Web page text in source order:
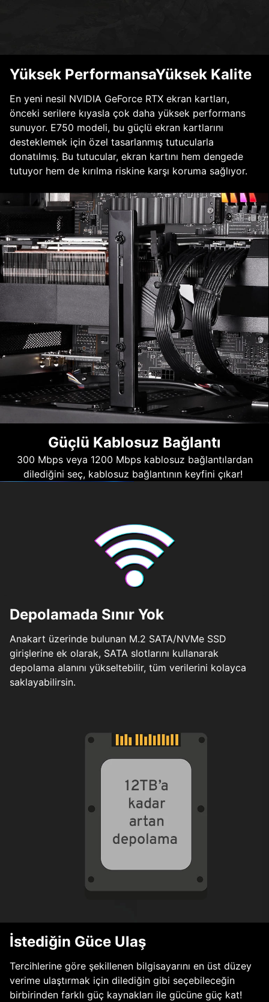
Yüksek PerformansaYüksek Kalite
En yeni nesil NVIDIA GeForce RTX ekran kartları,
önceki serilere kıyasla çok daha yüksek performans
sunuyor. E750 modeli, bu güçlü ekran kartlarını
desteklemek için özel tasarlanmış tutucularla
donatılmış. Bu tutucular, ekran kartını hem dengede
tutuyor hem de kırılma riskine karşı koruma sağlıyor.
Güçlü Kablosuz Bağlantı
300 Mbps veya 1200 Mbps kablosuz bağlantılardan
dilediğini seç, kablosuz bağlantının keyfini çıkar!
Depolamada Sınır Yok
Anakart üzerinde bulunan M.2 SATA/NVMe SSD
girişlerine ek olarak, SATA slotlarını kullanarak
depolama alanını yükseltebilir, tüm verilerini kolayca
saklayabilirsin.
İstediğin Güce Ulaş
Tercihlerine göre şekillenen bilgisayarını en üst düzey
verime ulaştırmak için dilediğin gibi seçebileceğin
birbirinden farklı güç kaynakları ile gücüne güç kat!